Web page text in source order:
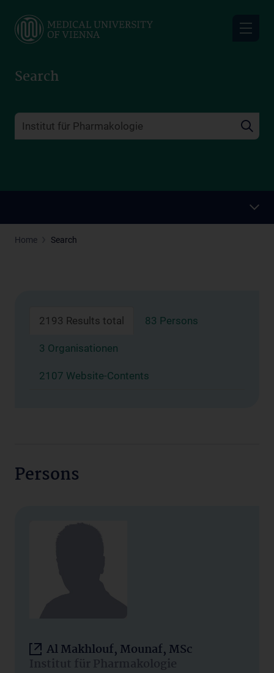
main
Search
Home Search
2193 Results total 83 Persons
3 Organisationen
2107 Website-Contents
Persons
Al Makhlouf, Mounaf, MSc
Institut für Pharmakologie